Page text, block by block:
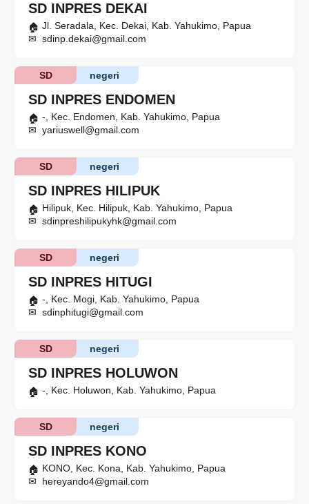
SD INPRES DEKAI
Jl. Seradala, Kec. Dekai, Kab. Yahukimo, Papua
sdinp.dekai@gmail.com
SD INPRES ENDOMEN
negeri
SD
-, Kec. Endomen, Kab. Yahukimo, Papua
yariuswell@gmail.com
SD INPRES HILIPUK
negeri
SD
Hilipuk, Kec. Hilipuk, Kab. Yahukimo, Papua
sdinpreshilipukyhk@gmail.com
SD INPRES HITUGI
negeri
SD
-, Kec. Mogi, Kab. Yahukimo, Papua
sdinphitugi@gmail.com
SD INPRES HOLUWON
negeri
SD
-, Kec. Holuwon, Kab. Yahukimo, Papua
SD INPRES KONO
negeri
SD
KONO, Kec. Kona, Kab. Yahukimo, Papua
hereyando4@gmail.com